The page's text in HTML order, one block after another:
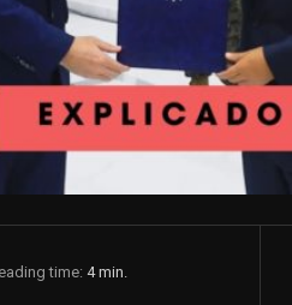
time: 4min.